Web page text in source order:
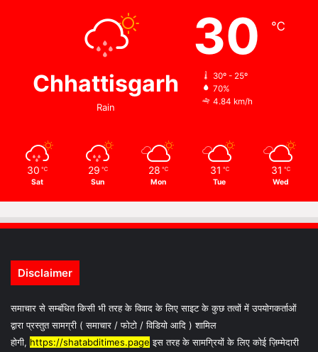
Chhattisgarh
Rain
30 ℃
30º - 25º
70%
4.84 km/h
30 ℃
Sat
29 ℃
Sun
28 ℃
Mon
31 ℃
Tue
31 ℃
Wed
Disclaimer
समाचार से सम्बंधित किसी भी तरह के विवाद के लिए साइट के कुछ तत्वों में उपयोगकर्ताओं
द्वारा प्रस्तुत सामग्री ( समाचार / फोटो / विडियो आदि ) शामिल
होगी, https://shatabditimes.page इस तरह के सामग्रियों के लिए कोई ज़िम्मेदारी